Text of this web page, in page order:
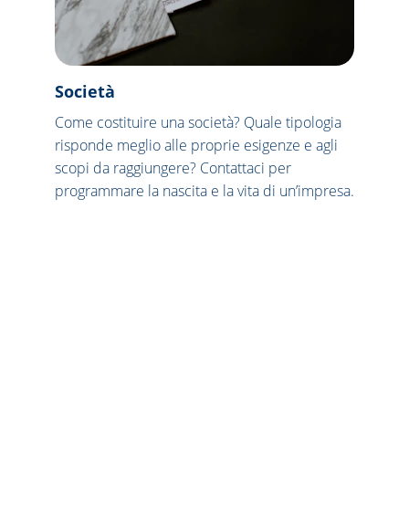
Come costituire una società? Quale tipologia
risponde meglio alle proprie esigenze e agli
scopi da raggiungere? Contattaci per
programmare la nascita e la vita di un’impresa.
Società